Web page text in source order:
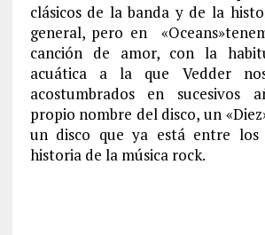
clásicos de la banda y de la
general, pero en
canción de amor, con la
acuática a la que Vedder
acostumbrados en sucesivos
propio nombre del disco, un
un disco que ya está entre los
historia de la música rock.